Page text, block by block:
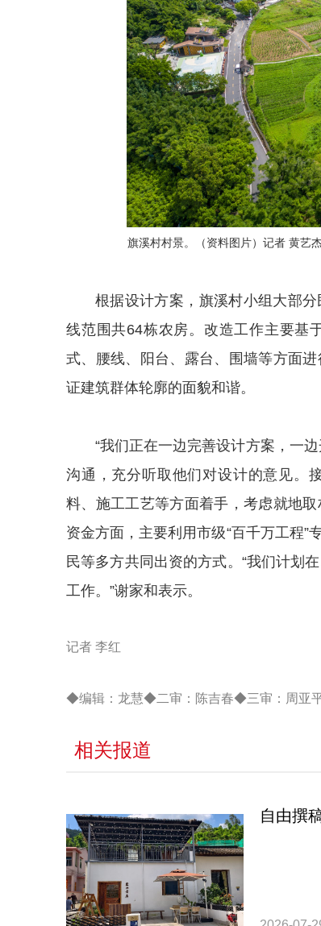
旗溪村村景。（资料图片）记者 黄艺
根据设计方案，旗溪村小组大部
线范围共64栋农房。改造工作主要基
式、腰线、阳台、露台、围墙等方面
证建筑群体轮廓的面貌和谐。
“我们正在一边完善设计方案，一
沟通，充分听取他们对设计的意见。
料、施工工艺等方面着手，考虑就地
资金方面，主要利用市级“百千万工程
民等多方共同出资的方式。“我们计划
工作。”谢家和表示。
记者 李红
◆编辑：龙慧◆二审：陈吉春◆三审：周亚
相关报道
自由撰